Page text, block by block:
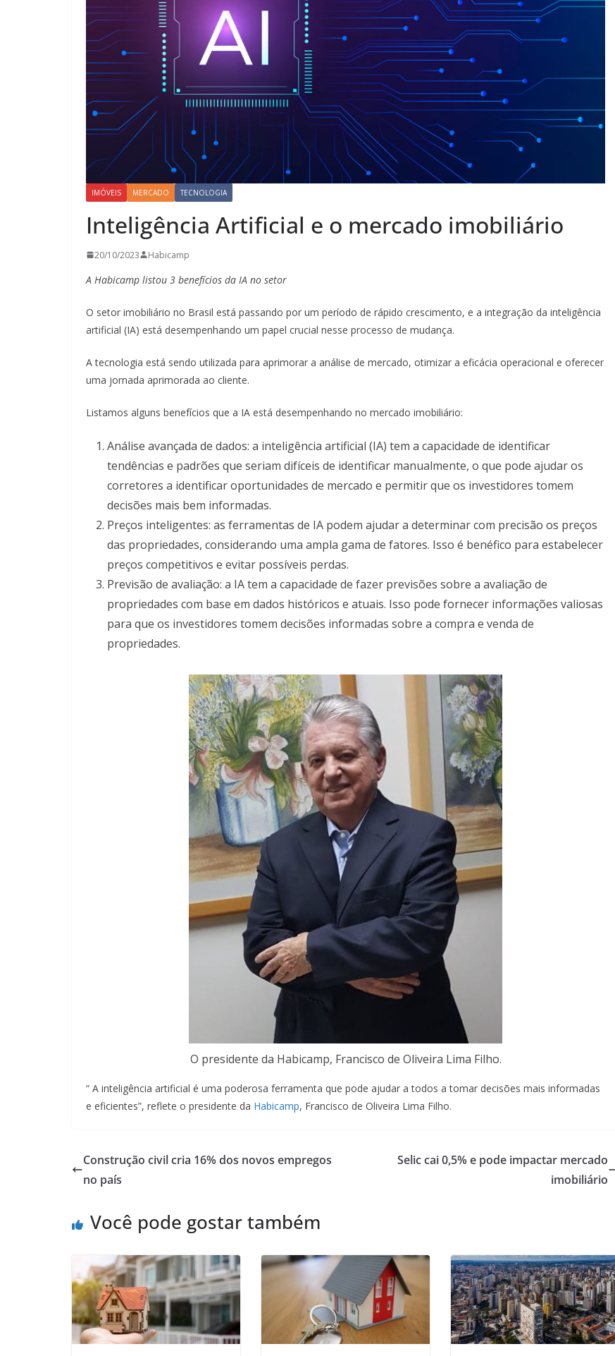
IMÓVEIS MERCADO TECNOLOGIA
Inteligência Artificial e o mercado imobiliário
20/10/2023 Habicamp
A Habicamp listou 3 benefícios da IA no setor
O setor imobiliário no Brasil está passando por um período de rápido crescimento, e a integração da inteligência
artificial (IA) está desempenhando um papel crucial nesse processo de mudança.
A tecnologia está sendo utilizada para aprimorar a análise de mercado, otimizar a eficácia operacional e oferecer
uma jornada aprimorada ao cliente.
Listamos alguns benefícios que a IA está desempenhando no mercado imobiliário:
Análise avançada de dados: a inteligência artificial (IA) tem a capacidade de identificar
tendências e padrões que seriam difíceis de identificar manualmente, o que pode ajudar os
corretores a identificar oportunidades de mercado e permitir que os investidores tomem
decisões mais bem informadas.
Preços inteligentes: as ferramentas de IA podem ajudar a determinar com precisão os preços
das propriedades, considerando uma ampla gama de fatores. Isso é benéfico para estabelecer
preços competitivos e evitar possíveis perdas.
Previsão de avaliação: a IA tem a capacidade de fazer previsões sobre a avaliação de
propriedades com base em dados históricos e atuais. Isso pode fornecer informações valiosas
para que os investidores tomem decisões informadas sobre a compra e venda de
propriedades.
O presidente da Habicamp, Francisco de Oliveira Lima Filho.
“ A inteligência artificial é uma poderosa ferramenta que pode ajudar a todos a tomar decisões mais informadas
e eficientes”, reflete o presidente da Habicamp, Francisco de Oliveira Lima Filho.
Construção civil cria 16% dos novos empregos
no país
Selic cai 0,5% e pode impactar mercado
imobiliário
Você pode gostar também